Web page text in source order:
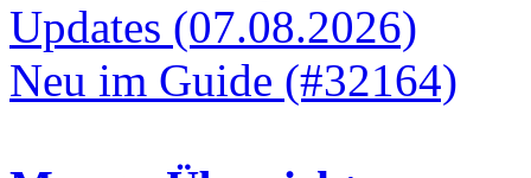
Updates (07.08.2026)
Neu im Guide (#32164)